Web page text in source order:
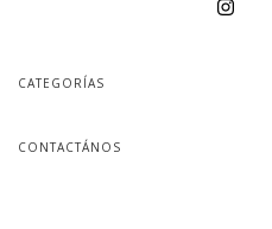
CATEGORÍAS
CONTACTÁNOS